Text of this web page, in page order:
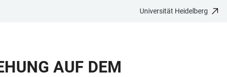
Universität Heidelberg
AUF DEM